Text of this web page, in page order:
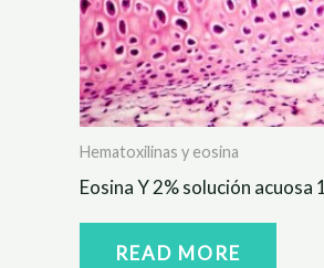
Hematoxilinas y eosina
Eosina Y 2% solución acuosa
READ MORE